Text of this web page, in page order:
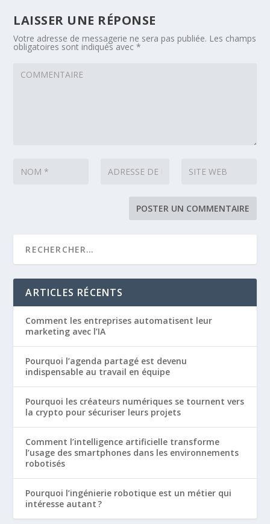
LAISSER UNE RÉPONSE
Votre adresse de messagerie ne sera pas publiée. Les champs
obligatoires sont indiqués avec*
ARTICLES RÉCENTS
Comment les entreprises automatisent leur
marketing avec l’IA
Pourquoi l’agenda partagé est devenu
indispensable au travail en équipe
Pourquoi les créateurs numériques se tournent vers
la crypto pour sécuriser leurs projets
Comment l’intelligence artificielle transforme
l’usage des smartphones dans les environnements
robotisés
Pourquoi l’ingénierie robotique est un métier qui
intéresse autant ?